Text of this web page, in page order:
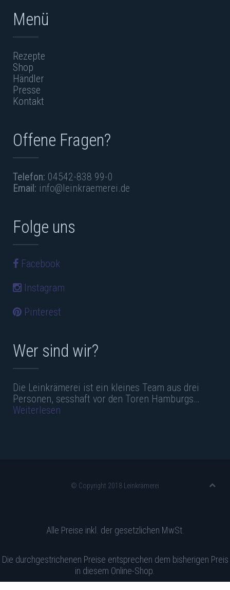
Menü
Rezepte
Shop
Händler
Presse
Kontakt
Offene Fragen?
Telefon: 04542-838 99-0
Email: info@leinkraemerei.de
Folge uns
Facebook
Instagram
Pinterest
Wer sind wir?
Die Leinkrämerei ist ein kleines Team aus drei
Personen, sesshaft vor den Toren Hamburgs…
Weiterlesen
© Copyright 2018 Leinkrämerei
Alle Preise inkl. der gesetzlichen MwSt.
Die durchgestrichenen Preise entsprechen dem bisherigen Preis
in diesem Online-Shop.